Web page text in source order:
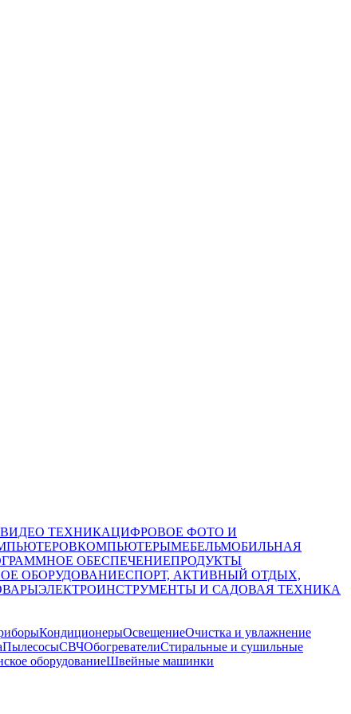
ТЕХНИКАЦИФРОВОЕ ФОТО И
КОМПЬЮТЕРЫМЕБЕЛЬМОБИЛЬНАЯ
ОБЕСПЕЧЕНИЕПРОДУКТЫ
ОБОРУДОВАНИЕСПОРТ, АКТИВНЫЙ ОТДЫХ,
ЭЛЕКТРОИНСТРУМЕНТЫ И САДОВАЯ ТЕХНИКА
КондиционерыОсвещениеОчистка и увлажнение
ПылесосыСВЧОбогревателиСтиральные и сушильные
оборудованиеШвейные машинки